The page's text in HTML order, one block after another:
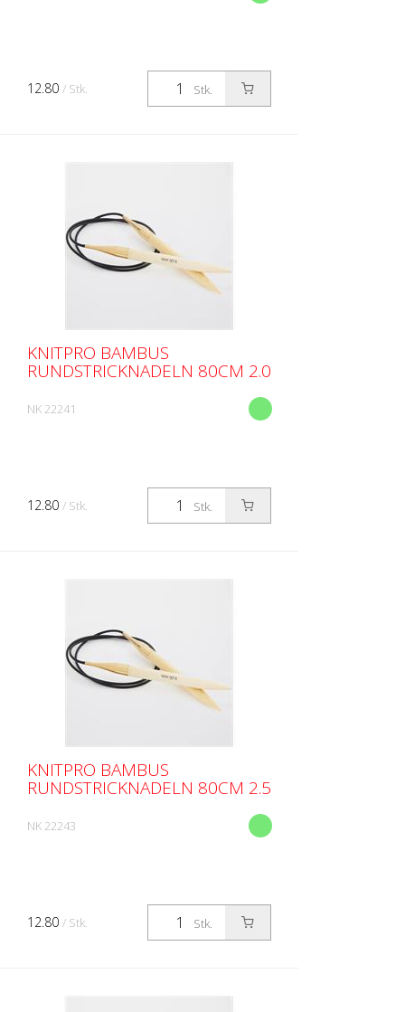
Stk.
12.80 / Stk.
KNITPRO BAMBUS
RUNDSTRICKNADELN 80CM 2.0
NK 22241
Stk.
12.80 / Stk.
KNITPRO BAMBUS
RUNDSTRICKNADELN 80CM 2.5
NK 22243
Stk.
12.80 / Stk.